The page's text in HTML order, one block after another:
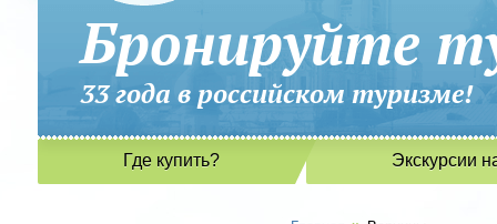
Бронируйте
33 года в российском
Где купить? Экскурсии